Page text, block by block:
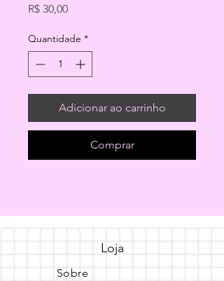
R$ 30,00Preço
Quantidade *
Adicionar ao carrinho
Comprar
Loja
Sobre